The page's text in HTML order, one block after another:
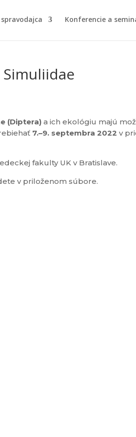
Konferencie a
(Diptera) a ich ekológiu majú
7.–9. septembra 2022 v
fakulty UK v Bratislave.
v priloženom súbore.